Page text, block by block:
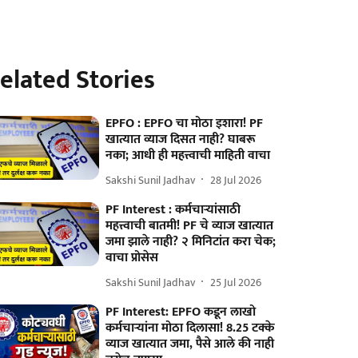
Stories
EPFO : EPFO चा मोठा इशारा! PF
खात्यात व्याज दिसत नाही? घाबरू
नका; आधी ही महत्त्वाची माहिती वाचा
Sakshi Sunil Jadhav 28 Jul 2026
PF Interest : कर्मचाऱ्यांसाठी
महत्त्वाची बातमी! PF चे व्याज खात्यात
जमा झाले नाही? २ मिनिटांत करा चेक;
वाचा प्रोसेस
Sakshi Sunil Jadhav 25 Jul 2026
PF Interest: EPFO कडून लाखो
कर्मचाऱ्यांना मोठा दिलासा! 8.25 टक्के
व्याज खात्यात जमा, पैसे आले की नाही